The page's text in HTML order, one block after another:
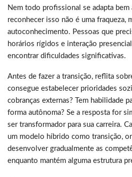
Nem todo profissional se adapta
reconhecer isso não é uma fraqueza,
autoconhecimento. Pessoas que
horários rígidos e interação
encontrar dificuldades significativas.
Antes de fazer a transição, reflita
consegue estabelecer prioridades
cobranças externas? Tem habilidade
forma autônoma? Se a resposta for
ser transformador para sua carreira.
um modelo híbrido como transição,
desenvolver gradualmente as
enquanto mantém alguma estrutura